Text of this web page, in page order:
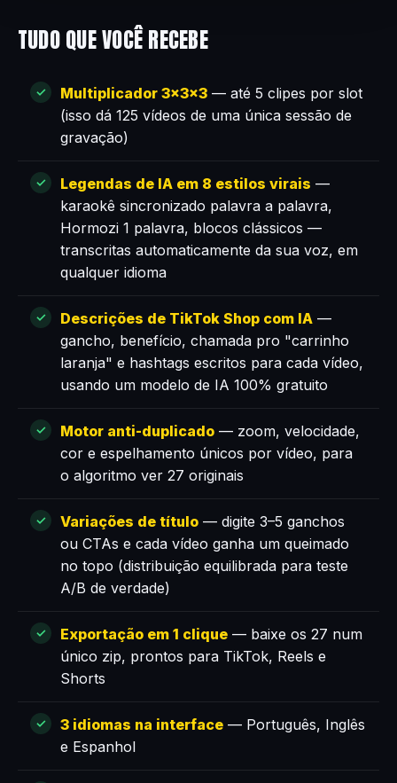
TUDO QUE VOCÊ RECEBE
Multiplicador 3×3×3 — até 5 clipes por slot
(isso dá 125 vídeos de uma única sessão de
gravação)
Legendas de IA em 8 estilos virais —
karaokê sincronizado palavra a palavra,
Hormozi 1 palavra, blocos clássicos —
transcritas automaticamente da sua voz, em
qualquer idioma
Descrições de TikTok Shop com IA —
gancho, benefício, chamada pro "carrinho
laranja" e hashtags escritos para cada vídeo,
usando um modelo de IA 100% gratuito
Motor anti-duplicado — zoom, velocidade,
cor e espelhamento únicos por vídeo, para
o algoritmo ver 27 originais
Variações de título — digite 3–5 ganchos
ou CTAs e cada vídeo ganha um queimado
no topo (distribuição equilibrada para teste
A/B de verdade)
Exportação em 1 clique — baixe os 27 num
único zip, prontos para TikTok, Reels e
Shorts
3 idiomas na interface — Português, Inglês
e Espanhol